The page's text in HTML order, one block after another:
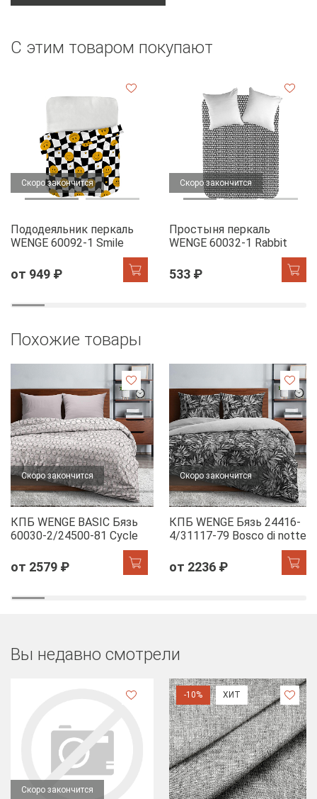
С этим товаром покупают
Скоро закончится
Пододеяльник перкаль
WENGE 60092-1 Smile
от 949 ₽
Скоро закончится
Простыня перкаль
WENGE 60032-1 Rabbit
533 ₽
Похожие товары
Скоро закончится
КПБ WENGE BASIC Бязь
60030-2/24500-81 Cycle
от 2579 ₽
Скоро закончится
КПБ WENGE Бязь 24416-
4/31117-79 Bosco di notte
от 2236 ₽
Вы недавно смотрели
Скоро закончится
-10% ХИТ